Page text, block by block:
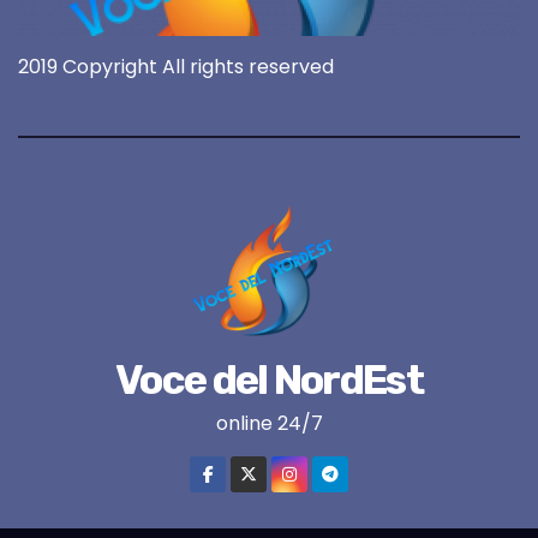
2019 Copyright All rights reserved
Voce del NordEst
online 24/7